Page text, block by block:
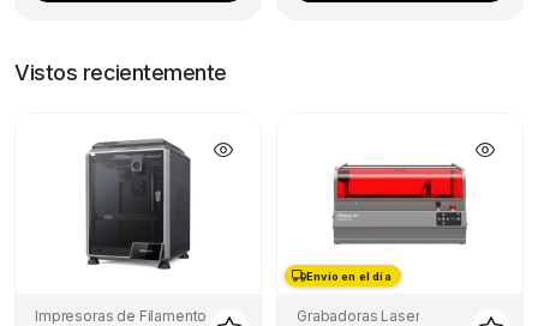
Vistos recientemente
Impresoras de Filamento
Envío en el día
Envío en el día
Grabadoras Laser